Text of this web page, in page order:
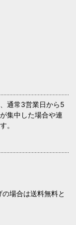
通常3営業日から5
集中した場合や連
。
場合は送料無料と